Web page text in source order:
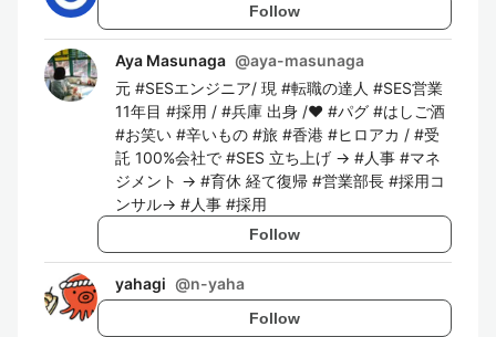
Follow
Aya Masunaga @aya-masunaga
元 #SESエンジニア/ 現 #転職の達人 #SES営業
11年目 #採用 / #兵庫 出身 /❤️ #パグ #はしご酒
#お笑い #辛いもの #旅 #香港 #ヒロアカ / #受
託 100%会社で #SES 立ち上げ → #人事 #マネ
ジメント → #育休 経て復帰 #営業部長 #採用コ
ンサル→ #人事 #採用
Follow
yahagi @n-yaha
Follow